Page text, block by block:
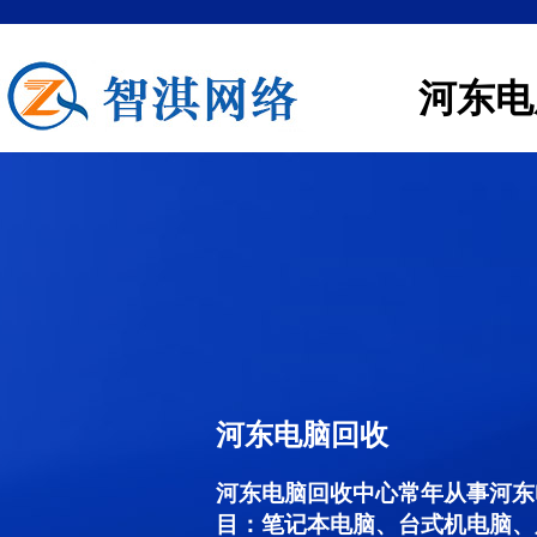
河东
河东电脑回收
河东电脑回收中心常年从事河
目：笔记本电脑、台式机电脑